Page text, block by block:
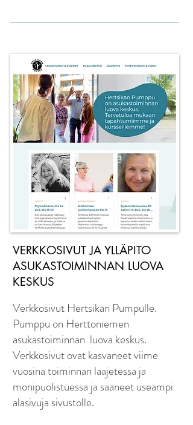
VERKKOSIVUT JA YLLÄPITO
ASUKASTOIMINNAN LUOVA
KESKUS
Verkkosivut Hertsikan Pumpulle.
Pumppu on Herttoniemen
asukastoiminnan luova keskus.
Verkkosivut ovat kasvaneet viime
vuosina toiminnan laajetessa ja
monipuolistuessa ja saaneet useampi
alasivuja sivustolle.